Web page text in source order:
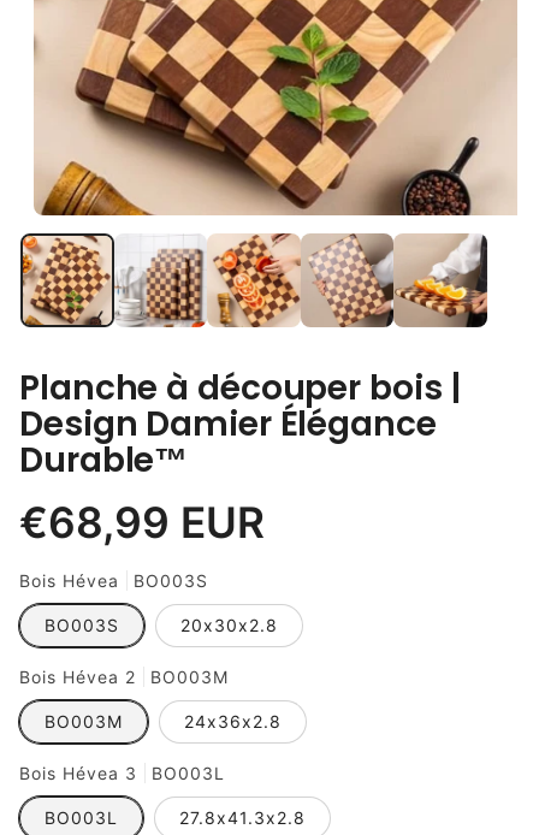
Planche à découper bois |
Design Damier Élégance
Durable™
Prix
habituel
€68,99 EUR
Bois Hévea BO003S
BO003S 20x30x2.8
Bois Hévea 2 BO003M
BO003M 24x36x2.8
Bois Hévea 3 BO003L
BO003L 27.8x41.3x2.8